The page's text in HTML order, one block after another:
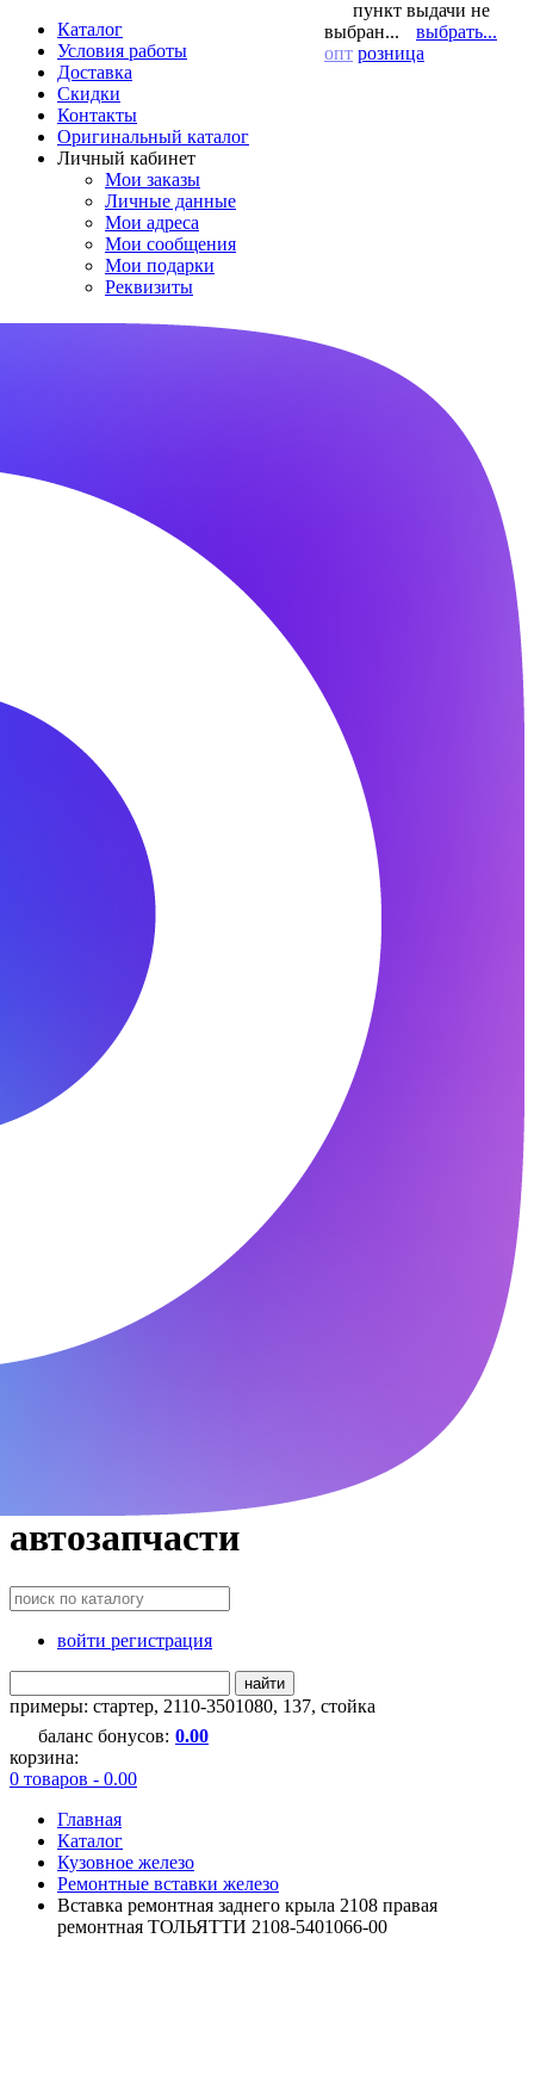
Каталог
Условия работы
Доставка
Скидки
Контакты
Оригинальный каталог
Личный кабинет
Мои заказы
Личные данные
Мои адреса
Мои сообщения
Мои подарки
Реквизиты
пункт выдачи не
выбран...
выбрать...
опт розница
автозапчасти
войти регистрация
найти
примеры: стартер, 2110-3501080, 137, стойка
баланс бонусов: 0.00
корзина:
0 товаров - 0.00
Главная
Каталог
Кузовное железо
Ремонтные вставки железо
Вставка ремонтная заднего крыла 2108 правая
ремонтная ТОЛЬЯТТИ 2108-5401066-00